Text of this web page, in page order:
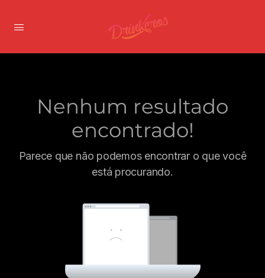
Nenhum resultado
encontrado!
Parece que não podemos encontrar o que você
está procurando.